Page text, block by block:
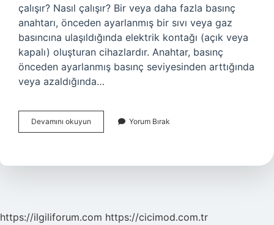
çalışır? Nasıl çalışır? Bir veya daha fazla basınç
anahtarı, önceden ayarlanmış bir sıvı veya gaz
basıncına ulaşıldığında elektrik kontağı (açık veya
kapalı) oluşturan cihazlardır. Anahtar, basınç
önceden ayarlanmış basınç seviyesinden arttığında
veya azaldığında…
Devamını okuyun
Şalteri
Yorum Bırak
https://ilgiliforum.com https://cicimod.com.tr